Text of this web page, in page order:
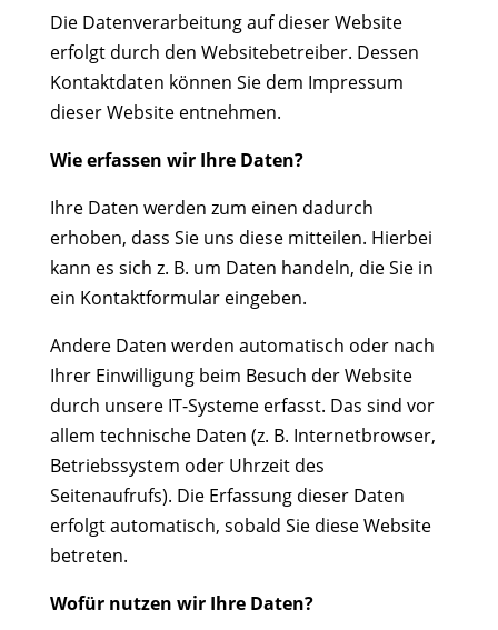
Die Datenverarbeitung auf dieser Website
erfolgt durch den Websitebetreiber. Dessen
Kontaktdaten können Sie dem Impressum
dieser Website entnehmen.
Wie erfassen wir Ihre Daten?
Ihre Daten werden zum einen dadurch
erhoben, dass Sie uns diese mitteilen. Hierbei
kann es sich z. B. um Daten handeln, die Sie in
ein Kontaktformular eingeben.
Andere Daten werden automatisch oder nach
Ihrer Einwilligung beim Besuch der Website
durch unsere IT-Systeme erfasst. Das sind vor
allem technische Daten (z. B. Internetbrowser,
Betriebssystem oder Uhrzeit des
Seitenaufrufs). Die Erfassung dieser Daten
erfolgt automatisch, sobald Sie diese Website
betreten.
Wofür nutzen wir Ihre Daten?